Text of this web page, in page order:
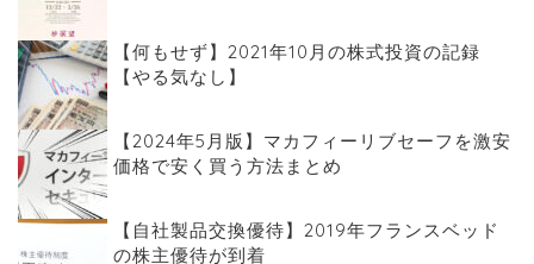
【何もせず】2021年10月の株式投資の記録
【やる気なし】
【2024年5月版】マカフィーリブセーフを激安
価格で安く買う方法まとめ
【自社製品交換優待】2019年フランスベッド
の株主優待が到着